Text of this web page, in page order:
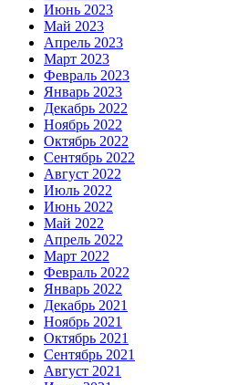
Июнь 2023
Май 2023
Апрель 2023
Март 2023
Февраль 2023
Январь 2023
Декабрь 2022
Ноябрь 2022
Октябрь 2022
Сентябрь 2022
Август 2022
Июль 2022
Июнь 2022
Май 2022
Апрель 2022
Март 2022
Февраль 2022
Январь 2022
Декабрь 2021
Ноябрь 2021
Октябрь 2021
Сентябрь 2021
Август 2021